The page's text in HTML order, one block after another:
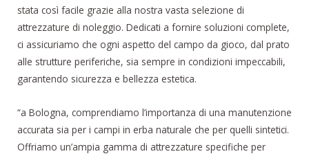
stata così facile grazie alla nostra vasta selezione di
attrezzature di noleggio. Dedicati a fornire soluzioni complete,
ci assicuriamo che ogni aspetto del campo da gioco, dal prato
alle strutture periferiche, sia sempre in condizioni impeccabili,
garantendo sicurezza e bellezza estetica.
“a Bologna, comprendiamo l’importanza di una manutenzione
accurata sia per i campi in erba naturale che per quelli sintetici.
Offriamo un’ampia gamma di attrezzature specifiche per